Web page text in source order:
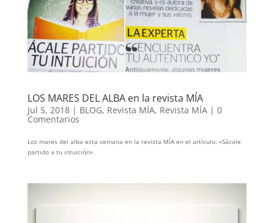
LOS MARES DEL ALBA en la revista MÍA
Jul 5, 2018| BLOG, Revista MÍA, Revista MÍA| 0
Comentarios
Los mares del alba esta semana en la revista MÍA en el artículo: «Sácale
partido a tu intuición».